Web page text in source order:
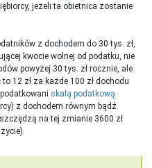
jeżeli ta obietnica zostanie
z dochodem do 30 tys. zł,
kwocie wolnej od podatku, nie
powyżej 30 tys. zł rocznie, ale
12 zł za każde 100 zł dochodu
skalą podatkową
z dochodem równym bądź
na tej zmianie 3600 zł